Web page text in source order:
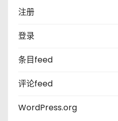
注册
登录
条目feed
评论feed
WordPress.org